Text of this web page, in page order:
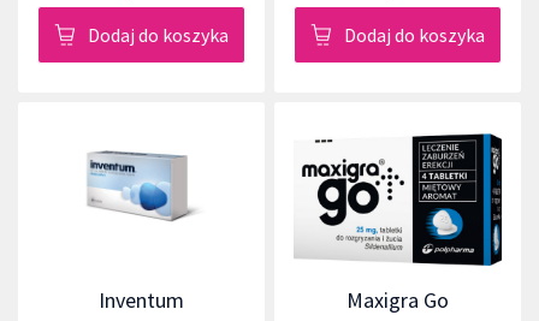
Dodaj do koszyka Dodaj do koszyka
Inventum Maxigra Go